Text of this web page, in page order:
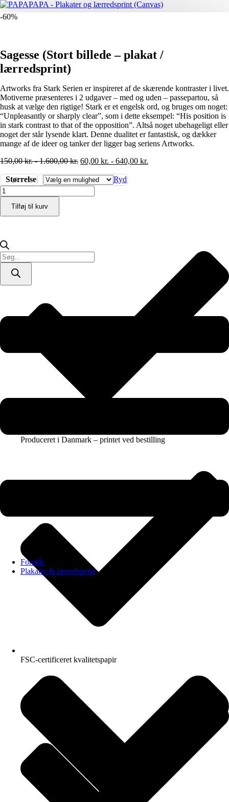
Products
search
Forside
Plakater & lærredsprint
-60%
Sagesse (Stort billede – plakat /
lærredsprint)
Artworks fra Stark Serien er inspireret af de skærende kontraster i livet.
Motiverne præsenteres i 2 udgaver – med og uden – passepartou, så
husk at vælge den rigtige! Stark er et engelsk ord, og bruges om noget:
“Unpleasantly or sharply clear”, som i dette eksempel: “His position is
in stark contrast to that of the opposition”. Altså noget ubehageligt eller
noget der står lysende klart. Denne dualitet er fantastisk, og dækker
mange af de ideer og tanker der ligger bag seriens Artworks.
150,00kr.-1.600,00kr. 60,00 kr. - 640,00 kr.
Størrelse
Ryd
Sagesse
(Stort
billede
-
lærredsprint)
antal
Tilføj til kurv
Produceret i Danmark – printet ved bestilling
FSC-certificeret kvalitetspapir